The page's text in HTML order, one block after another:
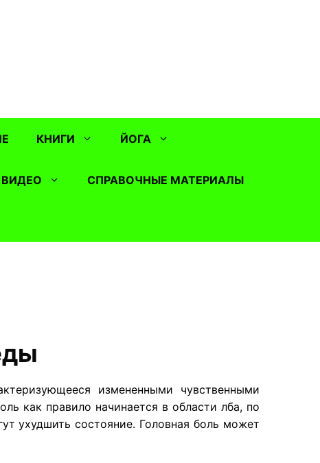
КНИГИ ЙОГА
ВИДЕО СПРАВОЧНЫЕ МАТЕРИАЛЫ
измененными чувственными
как правило начинается в области лба, по
ухудшить состояние. Головная боль может